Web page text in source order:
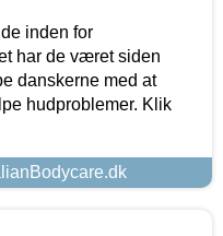
inden for
har de været siden
danskerne med at
hudproblemer. Klik